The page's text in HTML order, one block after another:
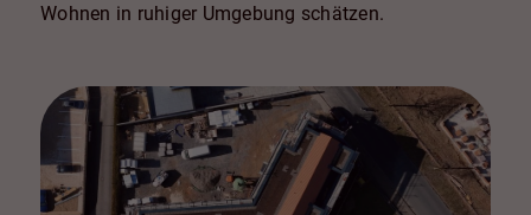
Wohnen in ruhiger Umgebung schätzen.